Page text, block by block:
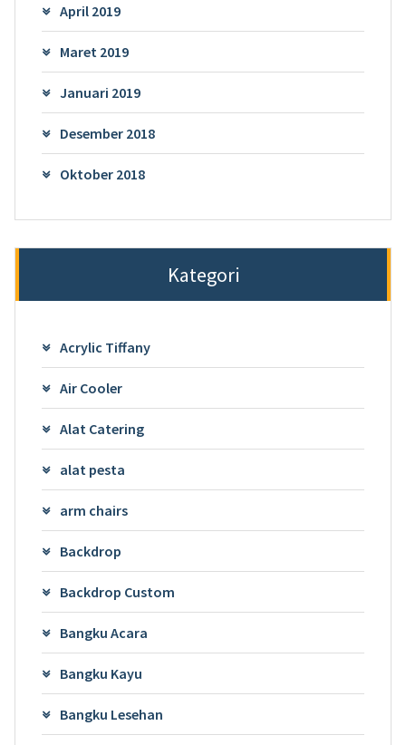
April 2019
Maret 2019
Januari 2019
Desember 2018
Oktober 2018
Kategori
Acrylic Tiffany
Air Cooler
Alat Catering
alat pesta
arm chairs
Backdrop
Backdrop Custom
Bangku Acara
Bangku Kayu
Bangku Lesehan